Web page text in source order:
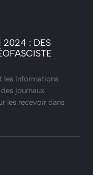
2024 : DES
les informations
journaux.
les recevoir dans